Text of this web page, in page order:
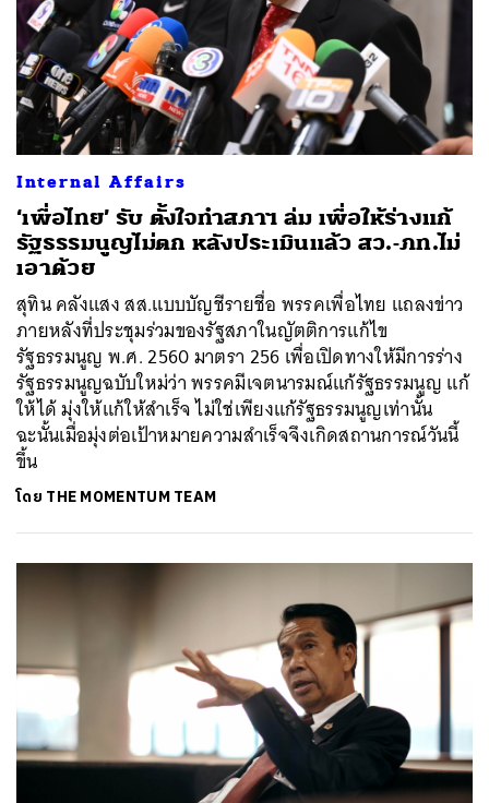
Internal Affairs
‘เพื่อไทย’ รับ ตั้งใจทำสภาฯ ล่ม เพื่อให้ร่างแก้
รัฐธรรมนูญไม่ตก หลังประเมินแล้ว สว.-ภท.ไม่
เอาด้วย
สุทิน คลังแสง สส.แบบบัญชีรายชื่อ พรรคเพื่อไทย แถลงข่าว
ภายหลังที่ประชุมร่วมของรัฐสภาในญัตติการแก้ไข
รัฐธรรมนูญ พ.ศ. 2560 มาตรา 256 เพื่อเปิดทางให้มีการร่าง
รัฐธรรมนูญฉบับใหม่ว่า พรรคมีเจตนารมณ์แก้รัฐธรรมนูญ แก้
ให้ได้ มุ่งให้แก้ให้สำเร็จ ไม่ใช่เพียงแก้รัฐธรรมนูญเท่านั้น
ฉะนั้นเมื่อมุ่งต่อเป้าหมายความสำเร็จจึงเกิดสถานการณ์วันนี้
ขึ้น
โดย THE MOMENTUM TEAM